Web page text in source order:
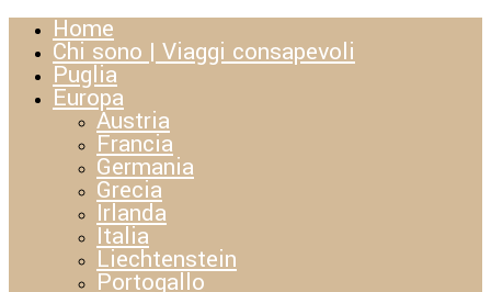
Home
Chi sono | Viaggi consapevoli
Puglia
Europa
Austria
Francia
Germania
Grecia
Irlanda
Italia
Liechtenstein
Portogallo